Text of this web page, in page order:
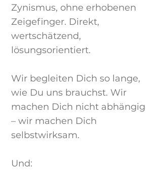
Zynismus, ohne erhobenen
Zeigefinger. Direkt,
wertschätzend,
lösungsorientiert.
Wir begleiten Dich so lange,
wie Du uns brauchst. Wir
machen Dich nicht abhängig
– wir machen Dich
selbstwirksam.
Und: